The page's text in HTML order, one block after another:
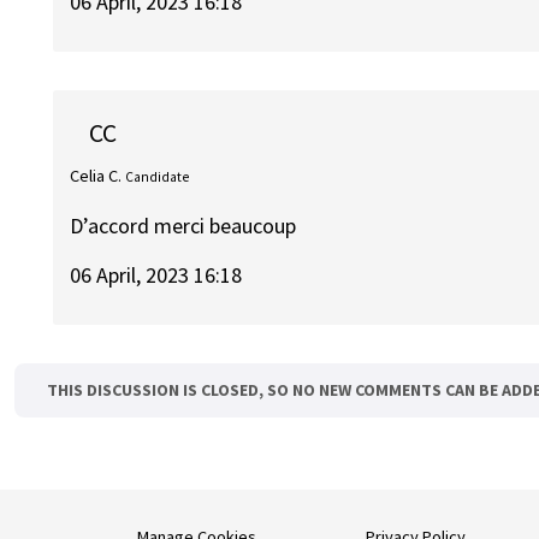
CC
Celia C. Candidate
D’accord merci beaucoup
06 April, 2023 16:18
THIS DISCUSSION IS CLOSED, SO NO NEW COMMENTS CAN BE